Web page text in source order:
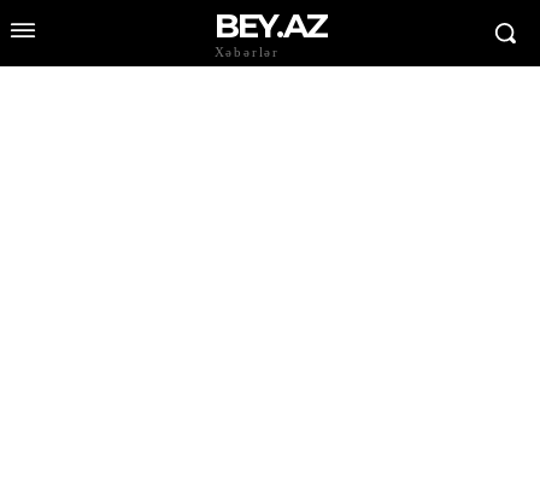
BEY.AZ
Xəbərlər